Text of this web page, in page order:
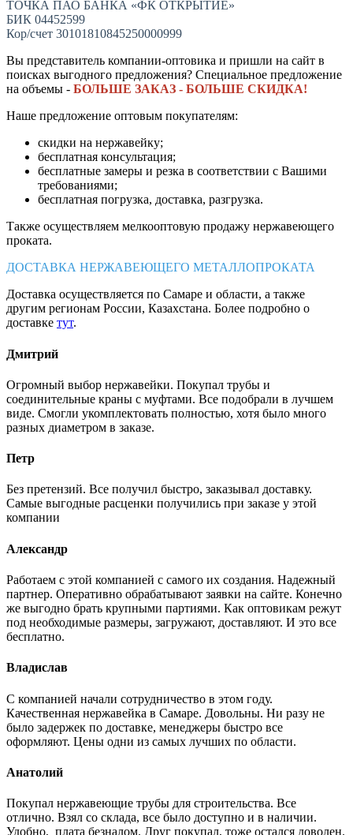
ТОЧКА ПАО БАНКА «ФК ОТКРЫТИЕ»
БИК 04452599
Кор/счет 30101810845250000999
Вы представитель компании-оптовика и пришли на сайт в
поисках выгодного предложения? Специальное предложение
на объемы - БОЛЬШЕ ЗАКАЗ - БОЛЬШЕ СКИДКА!
Наше предложение оптовым покупателям:
скидки на нержавейку;
бесплатная консультация;
бесплатные замеры и резка в соответствии с Вашими
требованиями;
бесплатная погрузка, доставка, разгрузка.
Также осуществляем мелкооптовую продажу нержавеющего
проката.
ДОСТАВКА НЕРЖАВЕЮЩЕГО МЕТАЛЛОПРОКАТА
Доставка осуществляется по Самаре и области, а также
другим регионам России, Казахстана. Более подробно о
доставке тут.
Дмитрий
Огромный выбор нержавейки. Покупал трубы и
соединительные краны с муфтами. Все подобрали в лучшем
виде. Смогли укомплектовать полностью, хотя было много
разных диаметром в заказе.
Петр
Без претензий. Все получил быстро, заказывал доставку.
Самые выгодные расценки получились при заказе у этой
компании
Александр
Работаем с этой компанией с самого их создания. Надежный
партнер. Оперативно обрабатывают заявки на сайте. Конечно
же выгодно брать крупными партиями. Как оптовикам режут
под необходимые размеры, загружают, доставляют. И это все
бесплатно.
Владислав
С компанией начали сотрудничество в этом году.
Качественная нержавейка в Самаре. Довольны. Ни разу не
было задержек по доставке, менеджеры быстро все
оформляют. Цены одни из самых лучших по области.
Анатолий
Покупал нержавеющие трубы для строительства. Все
отлично. Взял со склада, все было доступно и в наличии.
Удобно, плата безналом. Друг покупал, тоже остался доволен.